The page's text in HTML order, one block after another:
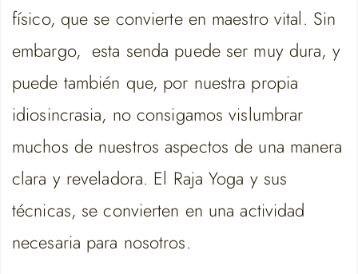
físico, que se convierte en maestro vital. Sin
embargo, esta senda puede ser muy dura, y
puede también que, por nuestra propia
idiosincrasia, no consigamos vislumbrar
muchos de nuestros aspectos de una manera
clara y reveladora. El Raja Yoga y sus
técnicas, se convierten en una actividad
necesaria para nosotros.